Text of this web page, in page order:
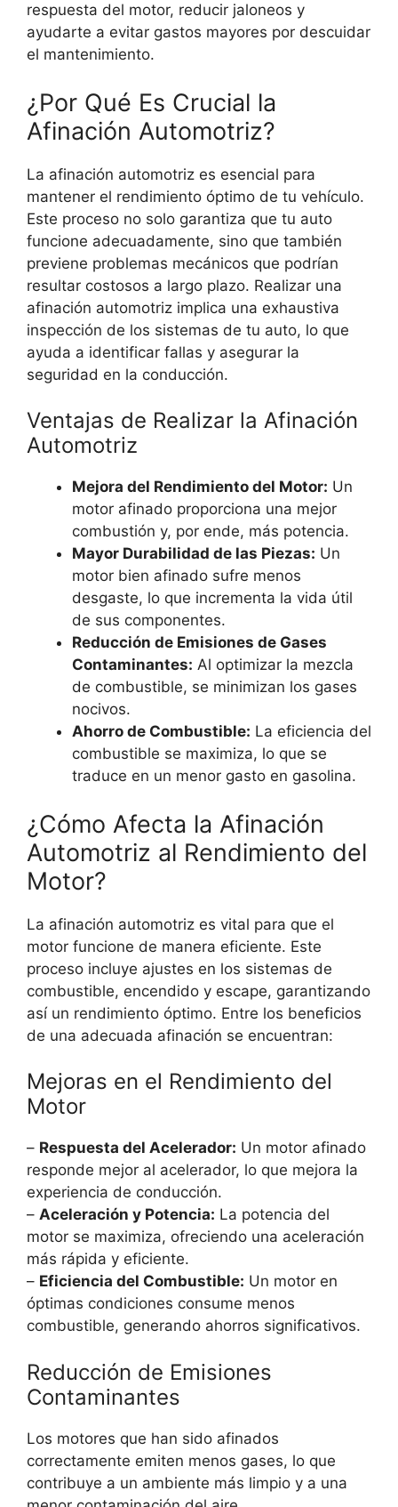
respuesta del motor, reducir jaloneos y
ayudarte a evitar gastos mayores por descuidar
el mantenimiento.
¿Por Qué Es Crucial la
Afinación Automotriz?
La afinación automotriz es esencial para
mantener el rendimiento óptimo de tu vehículo.
Este proceso no solo garantiza que tu auto
funcione adecuadamente, sino que también
previene problemas mecánicos que podrían
resultar costosos a largo plazo. Realizar una
afinación automotriz implica una exhaustiva
inspección de los sistemas de tu auto, lo que
ayuda a identificar fallas y asegurar la
seguridad en la conducción.
Ventajas de Realizar la Afinación
Automotriz
Mejora del Rendimiento del Motor: Un
motor afinado proporciona una mejor
combustión y, por ende, más potencia.
Mayor Durabilidad de las Piezas: Un
motor bien afinado sufre menos
desgaste, lo que incrementa la vida útil
de sus componentes.
Reducción de Emisiones de Gases
Contaminantes: Al optimizar la mezcla
de combustible, se minimizan los gases
nocivos.
Ahorro de Combustible: La eficiencia del
combustible se maximiza, lo que se
traduce en un menor gasto en gasolina.
¿Cómo Afecta la Afinación
Automotriz al Rendimiento del
Motor?
La afinación automotriz es vital para que el
motor funcione de manera eficiente. Este
proceso incluye ajustes en los sistemas de
combustible, encendido y escape, garantizando
así un rendimiento óptimo. Entre los beneficios
de una adecuada afinación se encuentran:
Mejoras en el Rendimiento del
Motor
– Respuesta del Acelerador: Un motor afinado
responde mejor al acelerador, lo que mejora la
experiencia de conducción.
– Aceleración y Potencia: La potencia del
motor se maximiza, ofreciendo una aceleración
más rápida y eficiente.
– Eficiencia del Combustible: Un motor en
óptimas condiciones consume menos
combustible, generando ahorros significativos.
Reducción de Emisiones
Contaminantes
Los motores que han sido afinados
correctamente emiten menos gases, lo que
contribuye a un ambiente más limpio y a una